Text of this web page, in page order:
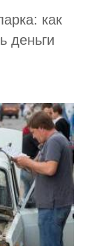
как
деньги